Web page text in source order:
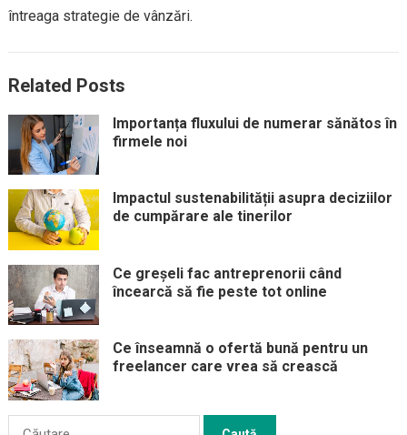
întreaga strategie de vânzări.
Related Posts
Importanța fluxului de numerar sănătos în
firmele noi
Impactul sustenabilității asupra deciziilor
de cumpărare ale tinerilor
Ce greșeli fac antreprenorii când
încearcă să fie peste tot online
Ce înseamnă o ofertă bună pentru un
freelancer care vrea să crească
Caută